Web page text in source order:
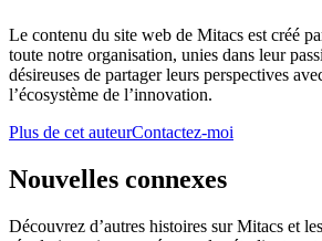
Le contenu du site web de Mitacs est créé
toute notre organisation, unies dans leur
désireuses de partager leurs perspectives
l’écosystème de l’innovation.
Plus de cet auteurContactez-moi
Nouvelles connexes
Découvrez d’autres histoires sur Mitacs et